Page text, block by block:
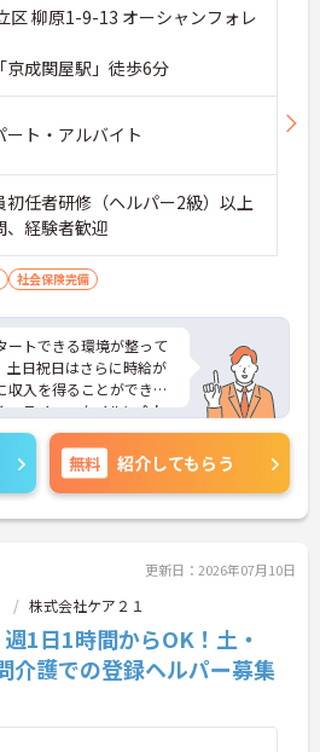
区 柳原1-9-13 オーシャンフォレ
京成関屋駅」徒歩6分
ート・アルバイト
任者研修（ヘルパー2級）以上
経験者歓迎
社会保険完備
ートできる環境が整って
土日祝日はさらに時給が
収入を得ることができま
、ライフスタイルに合わ
利厚生も充実しており、
。興味がある方はぜひ
無料 紹介してもらう
更新日：2026年07月10日
株式会社ケア２１
週1日1時間からOK！土・
護での登録ヘルパー募集